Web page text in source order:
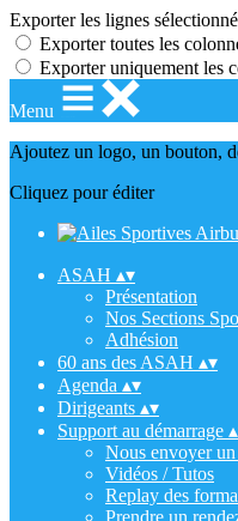
Exporter les lignes
Exporter toutes les
Exporter uniquement les
Menu
Ajoutez un logo, un bouton,
Cliquez pour éditer
ASAH ▴▾
Présentation
Nos Sections
Adhésion
60 ans des ASAH ▴▾
Agenda ▴▾
Dirigeants ▴▾
Support au démarrage ▴
Nous envoyer un
Vidéos / Tutos
Replay des
Prendre un